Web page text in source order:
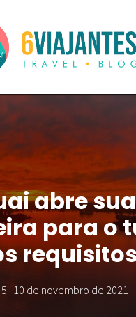
abre sua
para o
5 | 10 de novembro de 2021